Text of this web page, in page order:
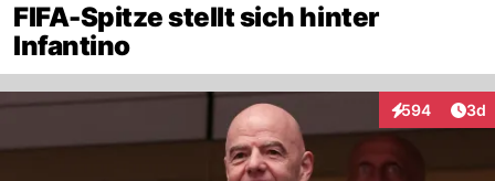
FIFA-Spitze stellt sich hinter
Infantino
594
Interaktionen
3d